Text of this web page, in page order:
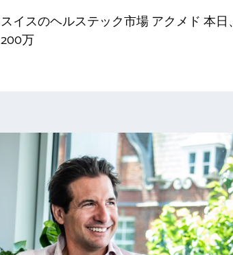
スイスのヘルステック市場 アクメド 本日、
200万